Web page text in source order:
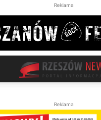
Reklama
Reklama